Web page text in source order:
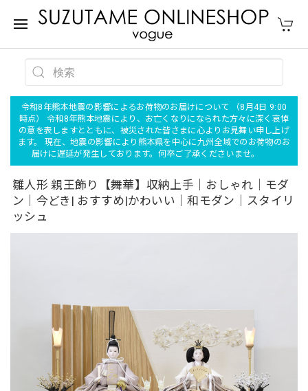
令和8年熊本地震の影響によるお荷物のお届けについて （8月4日 9:00
時点） 令和8年熊本地震により、お亡くなりになられた方々に深く哀悼
の意を表しますとともに、被災された皆さまに心よりお見舞い申し上げ
ます。 現在、地震の影響により熊本県を中心に九州全域でのお荷物のお
届けに遅延が発生しております。何卒ご了承くださいませ。
雛人形 親王飾り【舞華】収納上手｜おしゃれ｜モダ
ン｜今どき| おすすめ|かわいい｜和モダン｜スタイリ
ッシュ